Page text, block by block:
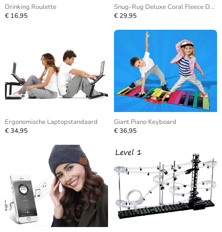
Drinking Roulette
€ 16,95
Snug-Rug Deluxe Coral Fleece Deken
€ 29,95
Ergonomische Laptopstandaard
€ 34,95
Giant Piano Keyboard
€ 36,95